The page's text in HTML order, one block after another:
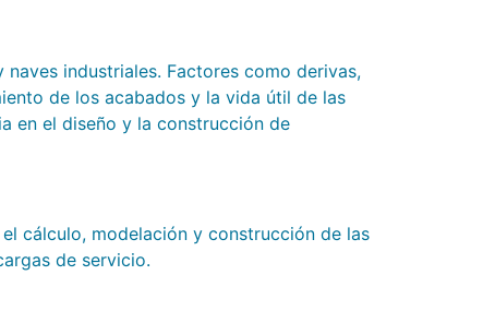
industriales. Factores como derivas,
de los acabados y la vida útil de las
en el diseño y la construcción de
cálculo, modelación y construcción de las
de servicio.